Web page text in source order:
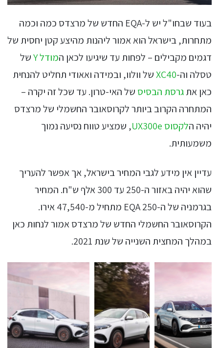
בעוד שבחו"ל יש ל-EQA החדש של מרצדס כמה וכמה
מתחרות, בישראל הוא אמור ליהנות מהיצע קטן יחסית של
דגמים מקבילים – לפחות עד שיגיעו לכאן המודל Y של
טסלה וה-XC40של וולוו, ובמידה ואאודי תחליט להנחית
כאן אתגרסת הבסיס של האי-טרון. עד שכל זה יקרה –
המתחרה הקרוב ביותר לקרוסאובר החשמלי של מרצדס
יהיה הלקסוס UX300e
, שמציע טווח נסיעה נמוך
משמעותית.
עדיין אין מידע לגבי המחיר בישראל, אך אפשר להעריך
שהוא יהיה באזור ה-250 עד 300 אלף ש"ח. המחיר
בגרמניה של ה-EQA 250 מתחיל מ-47,540 אירו.
הקרוסאובר החשמלי החדש של מרצדס אמור לנחות כאן
במהלך המחצית השנייה של שנת 2021.